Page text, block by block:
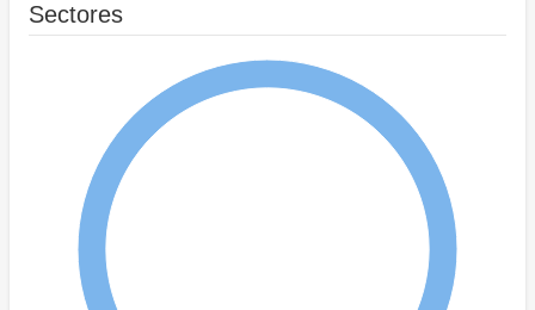
Sectores